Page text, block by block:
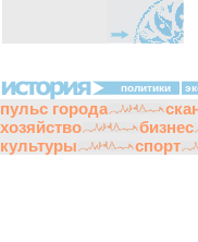
политики
пульс города
хозяйство
бизнес
культуры
спорт